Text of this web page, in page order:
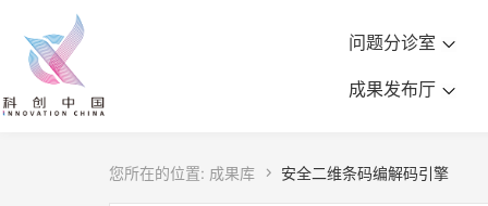
问题分诊室
成果发布厅
您所在的位置: 成果库  安全二维条码编解码引擎